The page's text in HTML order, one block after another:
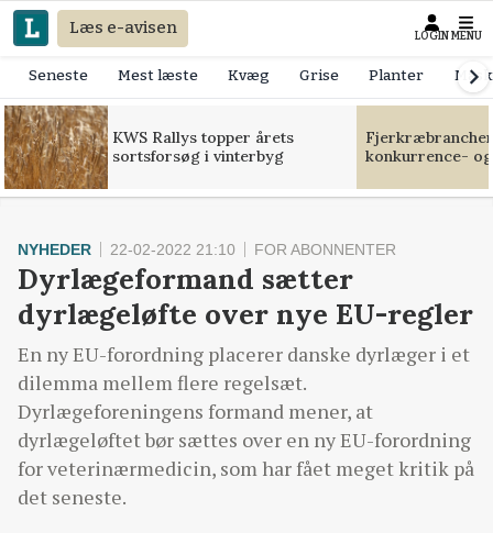
Læs e-avisen LOGIN MENU
Seneste Mest læste Kvæg Grise Planter
KWS Rallys topper årets
sortsforsøg i vinterbyg
konkurrence-
NYHEDER 22-02-2022 21:10 FOR ABONNENTER
Dyrlægeformand sætter
dyrlægeløfte over nye EU-regler
En ny EU-forordning placerer danske dyrlæger i et
dilemma mellem flere regelsæt.
Dyrlægeforeningens formand mener, at
dyrlægeløftet bør sættes over en ny EU-forordning
for veterinærmedicin, som har fået meget kritik på
det seneste.